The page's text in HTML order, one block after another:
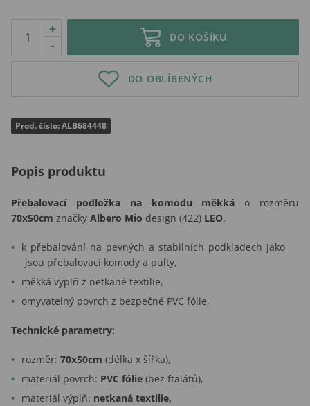
-
+
DO KOŠÍKU
DO OBLÍBENÝCH
Prod. číslo: ALB684448
Popis produktu
Přebalovací podložka na komodu měkká o rozměru
70x50cm značky Albero Mio design (422) LEO.
k přebalování na pevných a stabilních podkladech jako
jsou přebalovací komody a pulty,
měkká výplň z netkané textilie,
omyvatelný povrch z bezpečné PVC fólie,
Technické parametry:
rozměr: 70x50cm (délka x šířka),
materiál povrch: PVC fólie (bez ftalátů),
materiál výplň: netkaná textilie,